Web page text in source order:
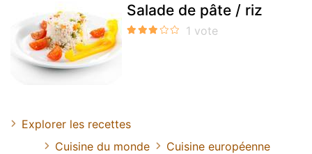
Salade de pâte / riz
Explorer les recettes
Cuisine du monde
Cuisine européenne